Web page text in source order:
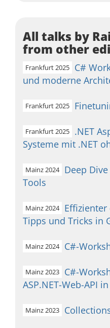
All talks by
from other
Frankfurt 2025
C#
und moderne
Frankfurt 2025
Frankfurt 2025
.NET
Systeme mit .NET
Mainz 2024
Deep
Tools
Mainz 2024
Effizienter
Tipps und Tricks in
Mainz 2024 C#-
Mainz 2023
C#-
ASP.NET-Web-API
Mainz 2023